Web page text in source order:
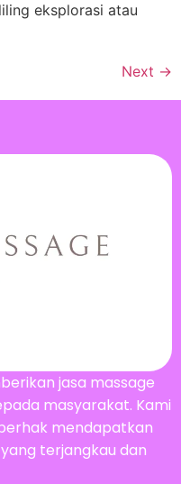
eksplorasi atau
Next →
jasa massage
masyarakat. Kami
mendapatkan
terjangkau dan